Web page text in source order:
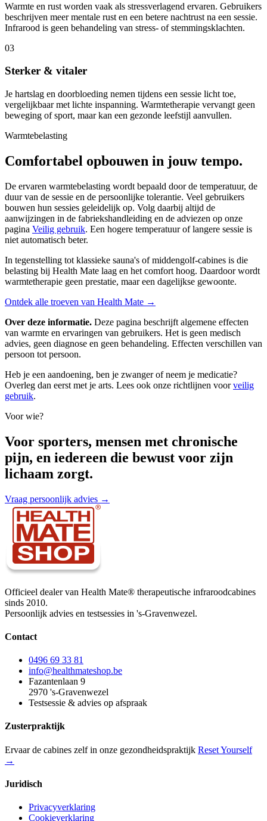
Warmte en rust worden vaak als stressverlagend ervaren. Gebruikers
beschrijven meer mentale rust en een betere nachtrust na een sessie.
Infrarood is geen behandeling van stress- of stemmingsklachten.
03
Sterker & vitaler
Je hartslag en doorbloeding nemen tijdens een sessie licht toe,
vergelijkbaar met lichte inspanning. Warmtetherapie vervangt geen
beweging of sport, maar kan een gezonde leefstijl aanvullen.
Warmtebelasting
Comfortabel opbouwen in jouw tempo.
De ervaren warmtebelasting wordt bepaald door de temperatuur, de
duur van de sessie en de persoonlijke tolerantie. Veel gebruikers
bouwen hun sessies geleidelijk op. Volg daarbij altijd de
aanwijzingen in de fabriekshandleiding en de adviezen op onze
pagina Veilig gebruik. Een hogere temperatuur of langere sessie is
niet automatisch beter.
In tegenstelling tot klassieke sauna's of middengolf-cabines is die
belasting bij Health Mate laag en het comfort hoog. Daardoor wordt
warmtetherapie geen prestatie, maar een dagelijkse gewoonte.
Ontdek alle troeven van Health Mate →
Over deze informatie. Deze pagina beschrijft algemene effecten
van warmte en ervaringen van gebruikers. Het is geen medisch
advies, geen diagnose en geen behandeling. Effecten verschillen van
persoon tot persoon.
Heb je een aandoening, ben je zwanger of neem je medicatie?
Overleg dan eerst met je arts. Lees ook onze richtlijnen voor veilig
gebruik.
Voor wie?
Voor sporters, mensen met chronische
pijn, en iedereen die bewust voor zijn
lichaam zorgt.
Vraag persoonlijk advies →
Officieel dealer van Health Mate® therapeutische infraroodcabines
sinds 2010.
Persoonlijk advies en testsessies in 's-Gravenwezel.
Contact
0496 69 33 81
info@healthmateshop.be
Fazantenlaan 9
2970 's-Gravenwezel
Testsessie & advies op afspraak
Zusterpraktijk
Ervaar de cabines zelf in onze gezondheidspraktijk Reset Yourself
→
Juridisch
Privacyverklaring
Cookieverklaring